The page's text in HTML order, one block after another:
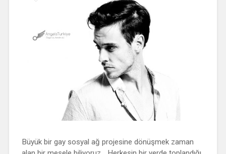
Büyük bir gay sosyal ağ projesine dönüşmek zaman